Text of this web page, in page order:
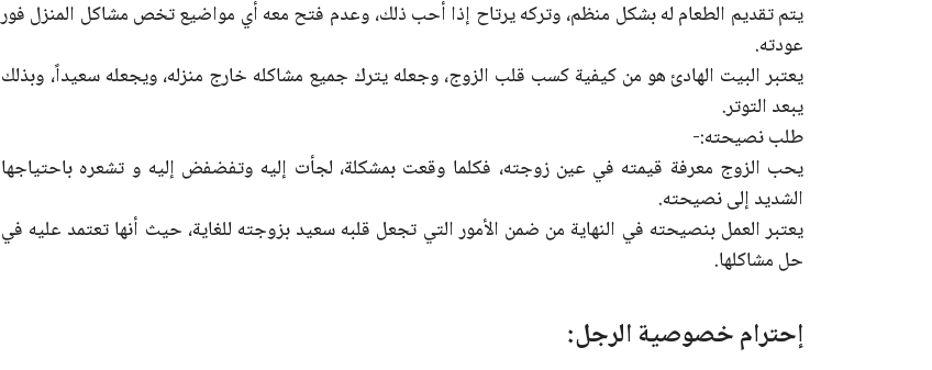
يتم تقديم الطعام له بشكل منظم، وتركه يرتاح إذا أحب ذلك، وعدم فتح معه أي مواضيع تخص مشاكل المنزل فور
عودته.
يعتبر البيت الهادئ هو من كيفية كسب قلب الزوج، وجعله يترك جميع مشاكله خارج منزله، ويجعله سعيداً، وبذلك
يبعد التوتر.
طلب نصيحته:-
يحب الزوج معرفة قيمته في عين زوجته، فكلما وقعت بمشكلة، لجأت إليه وتفضفض إليه و تشعره باحتياجها
الشديد إلى نصيحته.
يعتبر العمل بنصيحته في النهاية من ضمن الأمور التي تجعل قلبه سعيد بزوجته للغاية، حيث أنها تعتمد عليه في
حل مشاكلها.
إحترام خصوصية الرجل: